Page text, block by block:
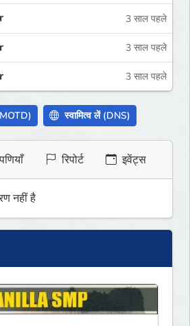
3 साल पहले
3 साल पहले
3 साल पहले
स्वामित्व लें (DNS)
रिपोर्ट इवेंट्स
नहीं है